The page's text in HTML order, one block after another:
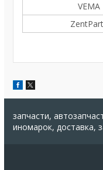
VEMA
запчасти,
иномарок, доставка,